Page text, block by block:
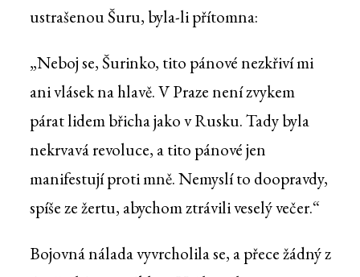
ustrašenou Šuru, byla-li přítomna:
„Neboj se, Šurinko, tito pánové nezkřiví mi
ani vlásek na hlavě. V Praze není zvykem
párat lidem břicha jako v Rusku. Tady byla
nekrvavá revoluce, a tito pánové jen
manifestují proti mně. Nemyslí to doopravdy,
spíše ze žertu, abychom ztrávili veselý večer.“
Bojovná nálada vyvrcholila se, a přece žádný z